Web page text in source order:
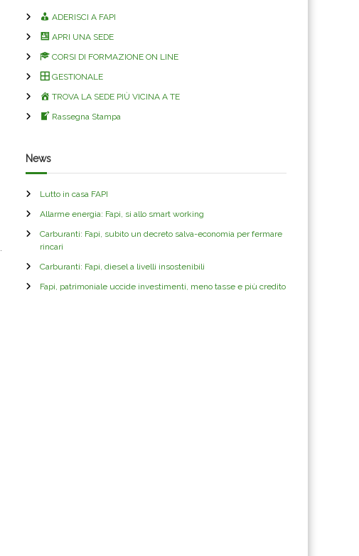
ADERISCI A FAPI
APRI UNA SEDE
CORSI DI FORMAZIONE ON LINE
GESTIONALE
TROVA LA SEDE PIÙ VICINA A TE
Rassegna Stampa
News
Lutto in casa FAPI
Allarme energia: Fapi, si allo smart working
Carburanti: Fapi, subito un decreto salva-economia per fermare
rincari
Carburanti: Fapi, diesel a livelli insostenibili
Fapi, patrimoniale uccide investimenti, meno tasse e più credito